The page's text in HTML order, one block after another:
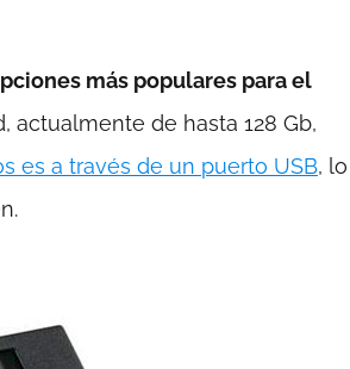
más populares para el
actualmente de hasta 128 Gb,
es a través de un puerto USB,